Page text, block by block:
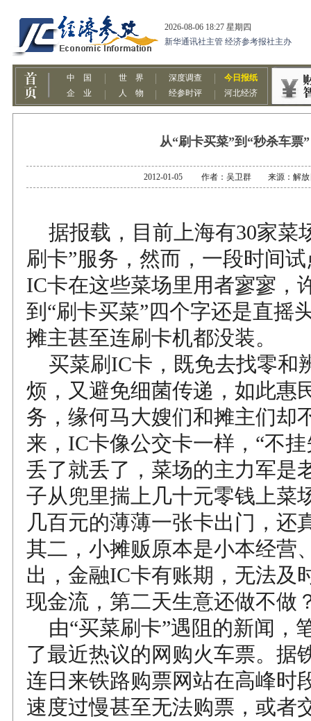
从“刷卡买菜”到“秒杀车票”
2012-01-05 作者：吴卫群 来源：解放
据报载，目前上海有30家菜
刷卡”服务，然而，一段时间
IC卡在这些菜场里用者寥寥，
到“刷卡买菜”四个字还是直摇
摊主甚至连刷卡机都没装。
买菜刷IC卡，既免去找零和
烦，又避免细菌传递，如此惠
务，缘何马大嫂们和摊主们却
来，IC卡像公交卡一样，“不
丢了就丢了，菜场的主力军是
子从兜里揣上几十元零钱上菜
几百元的薄薄一张卡出门，还
其二，小摊贩原本是小本经营
出，金融IC卡有账期，无法及
现金流，第二天生意还做不做
由“买菜刷卡”遇阻的新闻，
了最近热议的网购火车票。据
连日来铁路购票网站在高峰时
速度过慢甚至无法购票，或者